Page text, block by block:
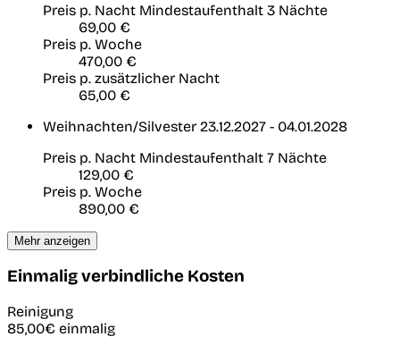
Preis p. Nacht Mindestaufenthalt 3 Nächte
69,00 €
Preis p. Woche
470,00 €
Preis p. zusätzlicher Nacht
65,00 €
Weihnachten/Silvester 23.12.2027 - 04.01.2028
Preis p. Nacht Mindestaufenthalt 7 Nächte
129,00 €
Preis p. Woche
890,00 €
Mehr anzeigen
Einmalig verbindliche Kosten
Reinigung
85,00€ einmalig